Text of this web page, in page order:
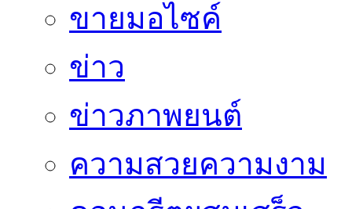
ขายมอไซค์
ข่าว
ข่าวภาพยนต์
ความสวยความงาม